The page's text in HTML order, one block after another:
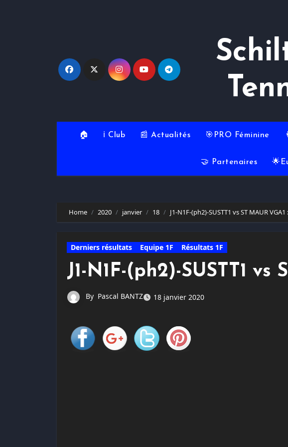
🏠 ℹ️ Club 📰 Actualités 🎯PRO Féminine
🤝 Partenaires
Home 2020 janvier 18 J1-N1F-(ph2)-SUSTT1 vs ST MAUR VGA1
Derniers résultats Equipe 1F Résultats 1F
J1-N1F-(ph2)-SUSTT1 vs
By Pascal BANTZ 18 janvier 2020